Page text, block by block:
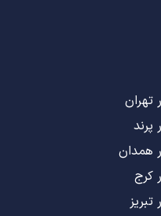
تهران
پرند
همدان
کرج